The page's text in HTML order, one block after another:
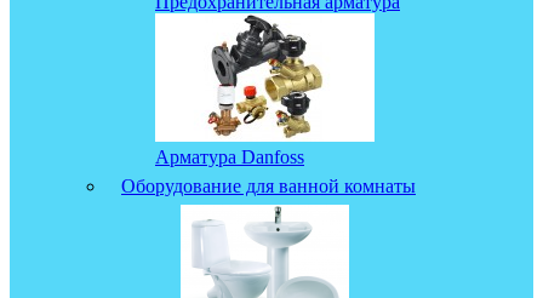
Арматура Danfoss
Оборудование для ванной комнаты